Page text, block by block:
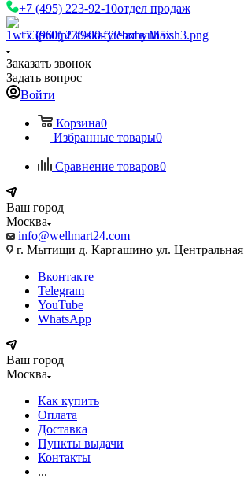
+7 (495) 223-92-10отдел продаж
+7 (960) 230-00-33Чат в Max
Заказать звонок
Задать вопрос
Войти
Корзина0
Избранные товары0
Сравнение товаров0
Ваш город
Москва
info@wellmart24.com
г. Мытищи д. Каргашино ул. Центральная
Вконтакте
Telegram
YouTube
WhatsApp
Ваш город
Москва
Как купить
Оплата
Доставка
Пункты выдачи
Контакты
...